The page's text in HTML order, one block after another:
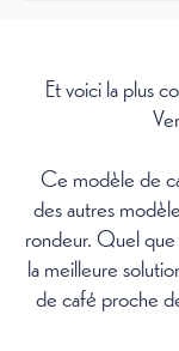
Et voici la plus
Ce modèle de
des autres
rondeur. Quel
la meilleure
de café proche